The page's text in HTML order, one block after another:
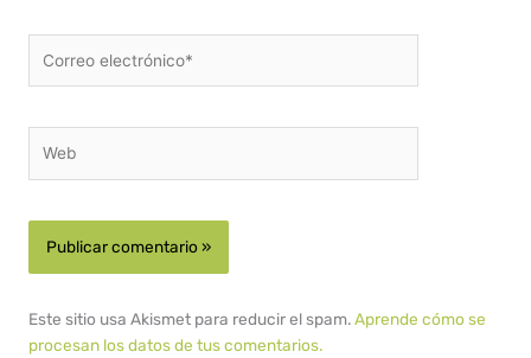
electrónico*
Este sitio usa Akismet para reducir el spam.Aprende cómo se
procesan los datos de tus comentarios.